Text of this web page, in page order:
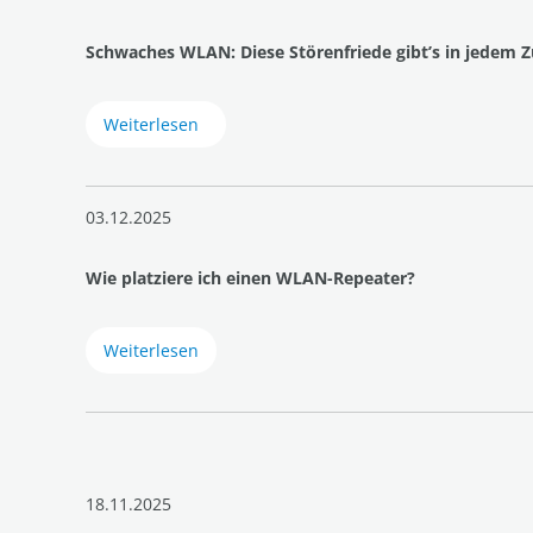
Schwaches WLAN: Diese Störenfriede gibt’s in jedem
Weiterlesen
03.12.2025
Wie platziere ich einen WLAN-Repeater?
Weiterlesen
18.11.2025